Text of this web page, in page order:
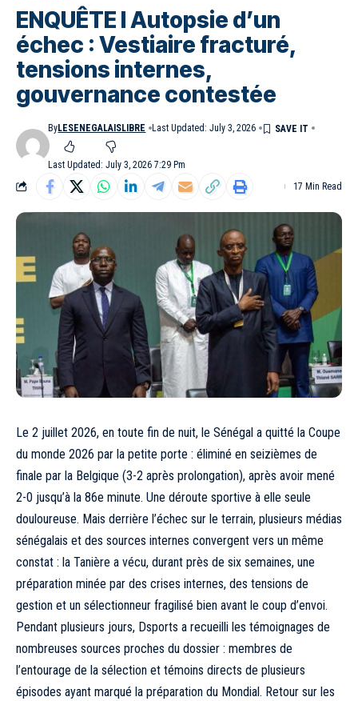
ENQUÊTE I Autopsie d’un
échec : Vestiaire fracturé,
tensions internes,
gouvernance contestée
Last Updated: July 3, 2026 7:29 Pm
ByLESENEGALAISLIBRE Last Updated: July 3, 2026
17 Min Read
Le 2 juillet 2026, en toute fin de nuit, le Sénégal a quitté la Coupe
du monde 2026 par la petite porte : éliminé en seizièmes de
finale par la Belgique (3-2 après prolongation), après avoir mené
2-0 jusqu’à la 86e minute. Une déroute sportive à elle seule
douloureuse. Mais derrière l’échec sur le terrain, plusieurs médias
sénégalais et des sources internes convergent vers un même
constat : la Tanière a vécu, durant près de six semaines, une
préparation minée par des crises internes, des tensions de
gestion et un sélectionneur fragilisé bien avant le coup d’envoi.
Pendant plusieurs jours, Dsports a recueilli les témoignages de
nombreuses sources proches du dossier : membres de
l’entourage de la sélection et témoins directs de plusieurs
épisodes ayant marqué la préparation du Mondial. Retour sur les